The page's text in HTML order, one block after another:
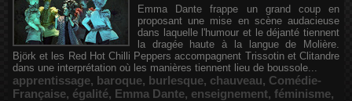
Emma Dante frappe un grand coup en
proposant une mise en scène audacieuse
dans laquelle l'humour et le déjanté tiennent
la dragée haute à la langue de Molière.
Björk et les Red Hot Chilli Peppers accompagnent Trissotin et Clitandre
dans une interprétation où les manières tiennent lieu de boussole...
apprentissage, baroque, burlesque, chauveau, Comédie-
Française, égalité, Emma Dante, enseignement, féminisme,